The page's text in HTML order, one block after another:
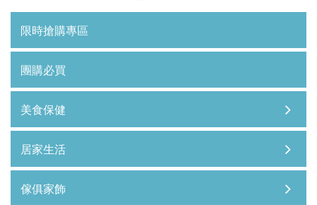
限時搶購專區
團購必買
美食保健
居家生活
傢俱家飾